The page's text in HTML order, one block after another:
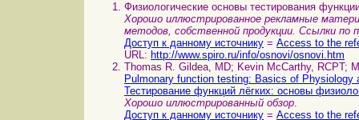
Физиологические основы тестирования
Хорошо иллюстрированное рекламные
методов, собственной продукции. Ссылки по
Доступ к данному источнику = Access to the
URL: http://www.spiro.ru/info/osnovi/osnovi.htm
Thomas R. Gildea, MD; Kevin McCarthy, RCPT;
Pulmonary function testing: Basics of Physiology
Тестирование функций лёгких: основы
Хорошо иллюстрированный обзор.
Доступ к данному источнику = Access to the